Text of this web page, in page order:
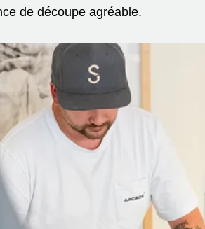
de découpe agréable.